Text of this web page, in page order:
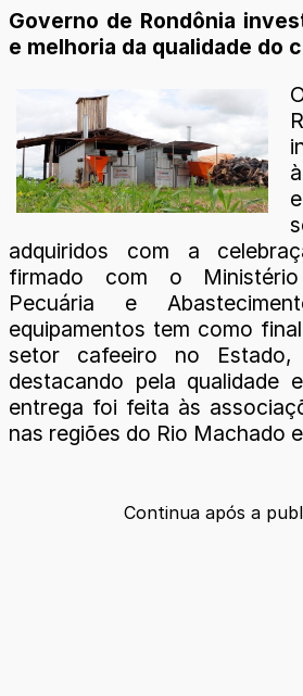
Governo de Rondônia
e melhoria da qualidade do
adquiridos com a
firmado com o
Pecuária e
equipamentos tem como
setor cafeeiro no
destacando pela qualidade
entrega foi feita às
nas regiões do Rio Machado
Continua após a